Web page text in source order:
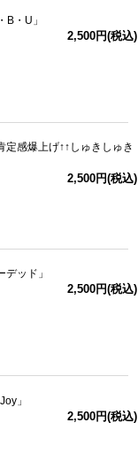
・U」
2,500円(税込)
感爆上げ↑↑しゅきしゅき
2,500円(税込)
ッド」
2,500円(税込)
」
2,500円(税込)